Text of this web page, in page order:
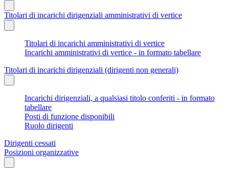
Titolari di incarichi dirigenziali amministrativi di vertice
Titolari di incarichi amministrativi di vertice
Incarichi amministrativi di vertice - in formato tabellare
Titolari di incarichi dirigenziali (dirigenti non generali)
Incarichi dirigenziali, a qualsiasi titolo conferiti - in formato
tabellare
Posti di funzione disponibili
Ruolo dirigenti
Dirigenti cessati
Posizioni organizzative